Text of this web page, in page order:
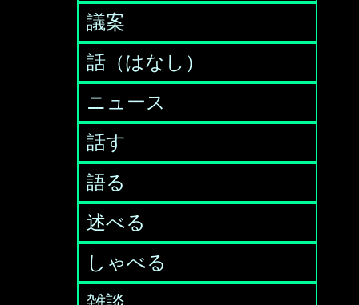
議案
話（はなし）
ニュース
話す
語る
述べる
しゃべる